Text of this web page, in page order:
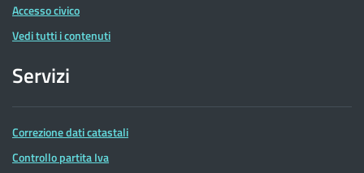
Accesso civico
Vedi tutti i contenuti
Servizi
Correzione dati catastali
Controllo partita Iva